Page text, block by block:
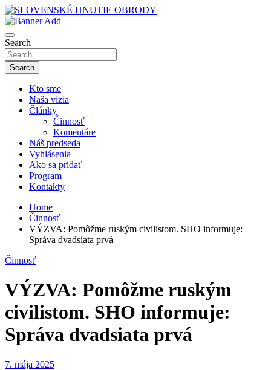
Skip
to
content
SLOVENSKÉ HNUTIE OBRODY
Search
Search
Kto sme
Naša vízia
Články
Činnosť
Komentáre
Náš predseda
Vyhlásenia
Ako sa pridať
Program
Kontakty
Home
Činnosť
VÝZVA: Pomôžme ruským civilistom. SHO informuje:
Správa dvadsiata prvá
Činnosť
VÝZVA: Pomôžme ruským
civilistom. SHO informuje:
Správa dvadsiata prvá
7. mája 2025